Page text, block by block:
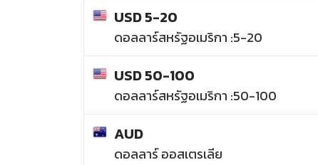
USD 5-20
ดอลลาร์สหรัฐอเมริกา :5-20
USD 50-100
ดอลลาร์สหรัฐอเมริกา :50-100
AUD
ดอลลาร์ ออสเตรเลีย